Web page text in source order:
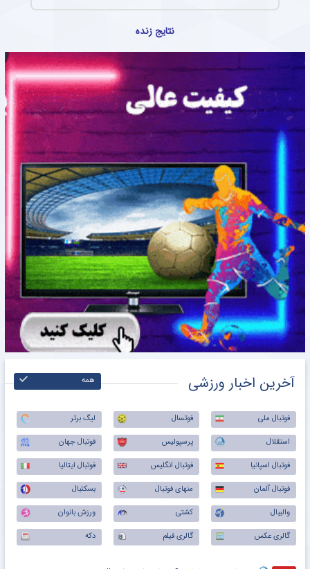
نتایج زنده
آخرین اخبار ورزشی همه
فوتبال ملی فوتسال
لیگ برتر
استقلال
پرسپولیس
فوتبال جهان
فوتبال اسپانیا
فوتبال انگلیس
فوتبال ایتالیا
فوتبال آلمان
منهای فوتبال
بسکتبال
والیبال
کشتی
ورزش بانوان
گالری عکس
گالری فیلم دکه